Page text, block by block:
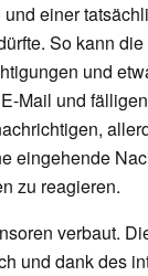
einer
So kann
und
Mail und fälligen
eingehende
zu reagieren.
verbaut.
und dank des